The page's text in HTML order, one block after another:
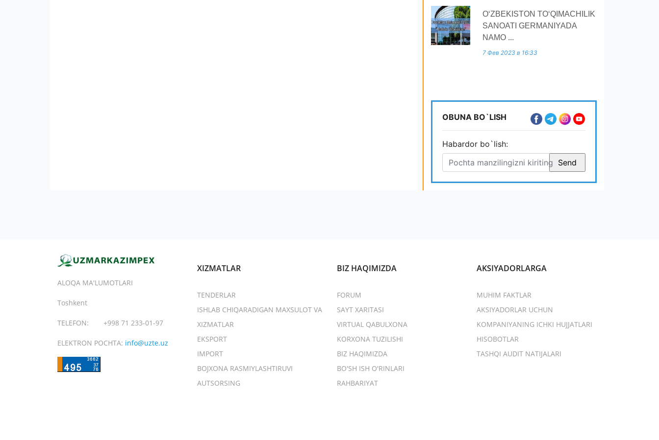
O‘ZBEKISTON TO‘QIMACHILIK
SANOATI GERMANIYADA
NAMO ...
7 Фев 2023 в 16:33
OBUNA BO`LISH
Habardor bo`lish:
ALOQA MA'LUMOTLARI
Toshkent
TELEFON: +998 71 233-01-97
ELEKTRON POCHTA: info@uzte.uz
XIZMATLAR
TENDERLAR
ISHLAB CHIQARADIGAN MAXSULOT VA
XIZMATLAR
EKSPORT
IMPORT
BOJXONA RASMIYLASHTIRUVI
AUTSORSING
BIZ HAQIMIZDA
FORUM
SAYT XARITASI
VIRTUAL QABULXONA
KORXONA TUZILISHI
BIZ HAQIMIZDA
BO'SH ISH O'RINLARI
RAHBARIYAT
AKSIYADORLARGA
MUHIM FAKTLAR
AKSIYADORLAR UCHUN
KOMPANIYANING ICHKI HUJJATLARI
HISOBOTLAR
TASHQI AUDIT NATIJALARI